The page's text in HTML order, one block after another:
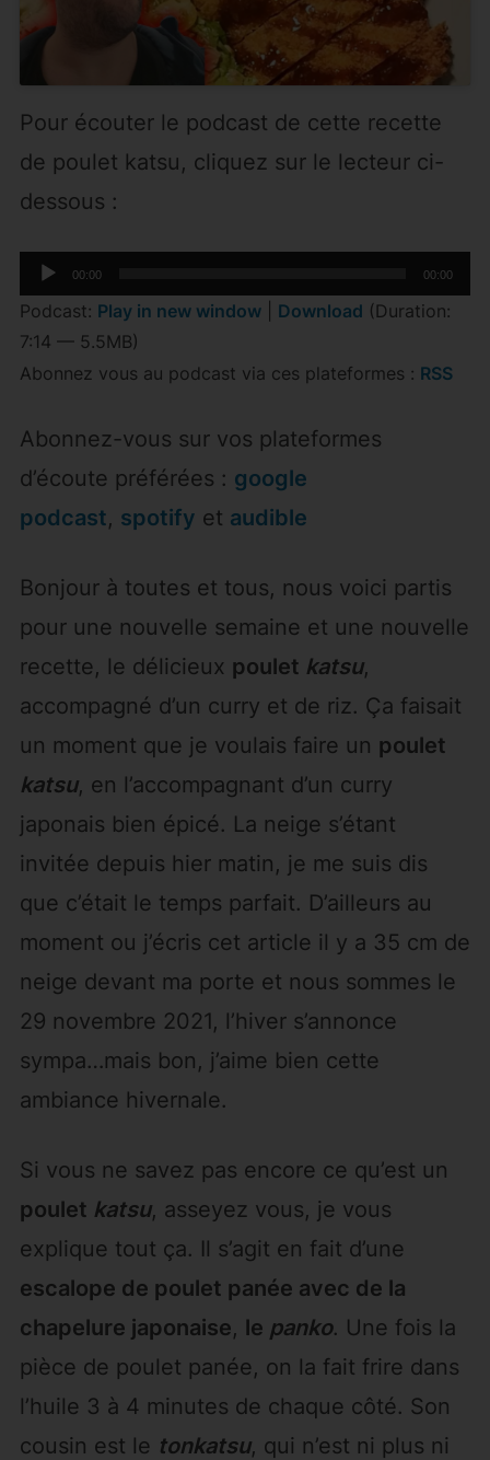
Pour écouter le podcast de cette recette
de poulet katsu, cliquez sur le lecteur ci-
dessous :
Lecteur
audio
00:00 00:00
Podcast: Play in new window| Download (Duration:
7:14 — 5.5MB)
Abonnez vous au podcast via ces plateformes : RSS
Abonnez-vous sur vos plateformes
d’écoute préférées : google
podcast, spotify et audible
Bonjour à toutes et tous, nous voici partis
pour une nouvelle semaine et une nouvelle
recette, le délicieux poulet katsu,
accompagné d’un curry et de riz. Ça faisait
un moment que je voulais faire un poulet
katsu, en l’accompagnant d’un curry
japonais bien épicé. La neige s’étant
invitée depuis hier matin, je me suis dis
que c’était le temps parfait. D’ailleurs au
moment ou j’écris cet article il y a 35 cm de
neige devant ma porte et nous sommes le
29 novembre 2021, l’hiver s’annonce
sympa…mais bon, j’aime bien cette
ambiance hivernale.
Si vous ne savez pas encore ce qu’est un
poulet katsu, asseyez vous, je vous
explique tout ça. Il s’agit en fait d’une
escalope de poulet panée avec de la
chapelure japonaise, le panko. Une fois la
pièce de poulet panée, on la fait frire dans
l’huile 3 à 4 minutes de chaque côté. Son
cousin est le tonkatsu, qui n’est ni plus ni